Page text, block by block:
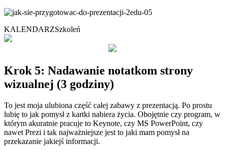
KALENDARZSzkoleń
Krok 5: Nadawanie notatkom strony
wizualnej (3 godziny)
To jest moja ulubiona część całej zabawy z prezentacją. Po prostu
lubię to jak pomysł z kartki nabiera życia. Obojętnie czy program, w
którym akuratnie pracuje to Keynote, czy MS PowerPoint, czy
nawet Prezi i tak najważniejsze jest to jaki mam pomysł na
przekazanie jakiejś informacji.